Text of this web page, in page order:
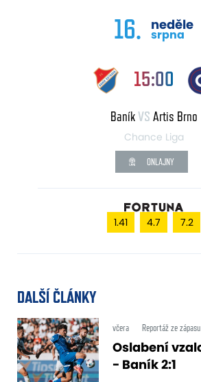
16. neděle
srpna
15:00
BaníkVS Artis Brno
Chance Liga
ONLAJNY
1.41 4.7 7.2
DALŠÍ ČLÁNKY
včera Reportáž ze zápasu
Oslabení
- Baník 2:1